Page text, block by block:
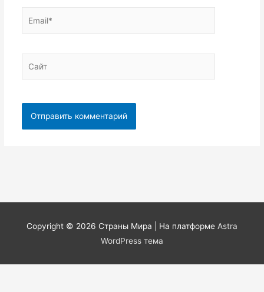
Copyright © 2026 Страны Мира | На платформе Astra
WordPress тема